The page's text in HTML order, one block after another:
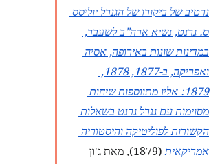
נרטיב של ביקורו של הגנרל יוליסס
ס. גרנט, נשיא ארה"ב לשעבר,
במדינות שונות באירופה, אסיה
ואפריקה, ב-1877, 1878,
1879: אליו מתווספות שיחות
מסוימות עם גנרל גרנט בשאלות
הקשורות לפוליטיקה והיסטוריה
אמריקאית
(1879), מאת ג'ון